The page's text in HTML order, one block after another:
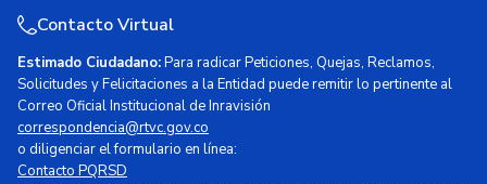
Contacto Virtual
Estimado Ciudadano:Para radicar Peticiones, Quejas, Reclamos,
Solicitudes y Felicitaciones a la Entidad puede remitir lo pertinente al
Correo Oficial Institucional de Inravisión
correspondencia@rtvc.gov.co
o diligenciar el formulario en línea:
Contacto PQRSD